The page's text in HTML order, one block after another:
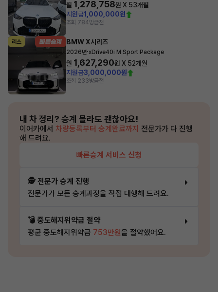
월 1,278,758원 X 53개월
지원금1,000,000원
조회 784방금전
리스 BMW X시리즈
2026년·xDrive40i M Sport Package
월 1,627,290원 X 52개월
지원금3,000,000원
조회 233방금전
내 차 정리? 승계 몰라도 괜찮아요!
이어카에서 차량등록부터 승계완료까지 전문가가 다 진행
해 드려요.
빠른승계 서비스 신청
🕵️ 전문가 승계 진행
전문가가 모든 승계과정을 직접 대행해 드려요.
💣 중도해지위약금 절약
평균 중도해지위약금 753만원을 절약했어요.